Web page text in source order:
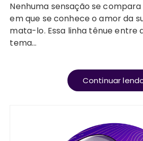
Nenhuma sensação se compara com o momento
em que se conhece o amor da
mata-lo. Essa linha tênue entre
tema…
Continuar